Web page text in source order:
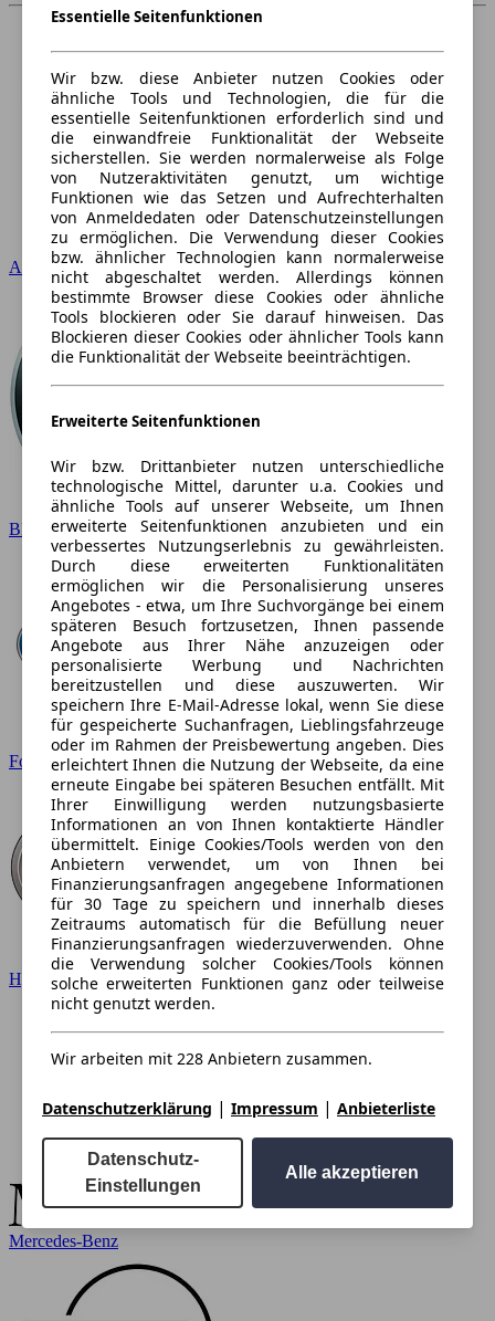
Audi
BMW
Ford
Hyundai
Mercedes-Benz
Essentielle Seitenfunktionen
Wir bzw. diese Anbieter nutzen Cookies oder
ähnliche Tools und Technologien, die für die
essentielle Seitenfunktionen erforderlich sind und
die einwandfreie Funktionalität der Webseite
sicherstellen. Sie werden normalerweise als Folge
von Nutzeraktivitäten genutzt, um wichtige
Funktionen wie das Setzen und Aufrechterhalten
von Anmeldedaten oder Datenschutzeinstellungen
zu ermöglichen. Die Verwendung dieser Cookies
bzw. ähnlicher Technologien kann normalerweise
nicht abgeschaltet werden. Allerdings können
bestimmte Browser diese Cookies oder ähnliche
Tools blockieren oder Sie darauf hinweisen. Das
Blockieren dieser Cookies oder ähnlicher Tools kann
die Funktionalität der Webseite beeinträchtigen.
Erweiterte Seitenfunktionen
Wir bzw. Drittanbieter nutzen unterschiedliche
technologische Mittel, darunter u.a. Cookies und
ähnliche Tools auf unserer Webseite, um Ihnen
erweiterte Seitenfunktionen anzubieten und ein
verbessertes Nutzungserlebnis zu gewährleisten.
Durch diese erweiterten Funktionalitäten
ermöglichen wir die Personalisierung unseres
Angebotes - etwa, um Ihre Suchvorgänge bei einem
späteren Besuch fortzusetzen, Ihnen passende
Angebote aus Ihrer Nähe anzuzeigen oder
personalisierte Werbung und Nachrichten
bereitzustellen und diese auszuwerten. Wir
speichern Ihre E-Mail-Adresse lokal, wenn Sie diese
für gespeicherte Suchanfragen, Lieblingsfahrzeuge
oder im Rahmen der Preisbewertung angeben. Dies
erleichtert Ihnen die Nutzung der Webseite, da eine
erneute Eingabe bei späteren Besuchen entfällt. Mit
Ihrer Einwilligung werden nutzungsbasierte
Informationen an von Ihnen kontaktierte Händler
übermittelt. Einige Cookies/Tools werden von den
Anbietern verwendet, um von Ihnen bei
Finanzierungsanfragen angegebene Informationen
für 30 Tage zu speichern und innerhalb dieses
Zeitraums automatisch für die Befüllung neuer
Finanzierungsanfragen wiederzuverwenden. Ohne
die Verwendung solcher Cookies/Tools können
solche erweiterten Funktionen ganz oder teilweise
nicht genutzt werden.
Wir arbeiten mit 228 Anbietern zusammen.
Datenschutzerklärung | Impressum | Anbieterliste
Datenschutz-
Einstellungen
Alle akzeptieren